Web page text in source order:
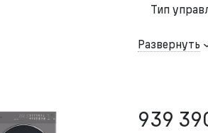
Тип
Развернуть
939